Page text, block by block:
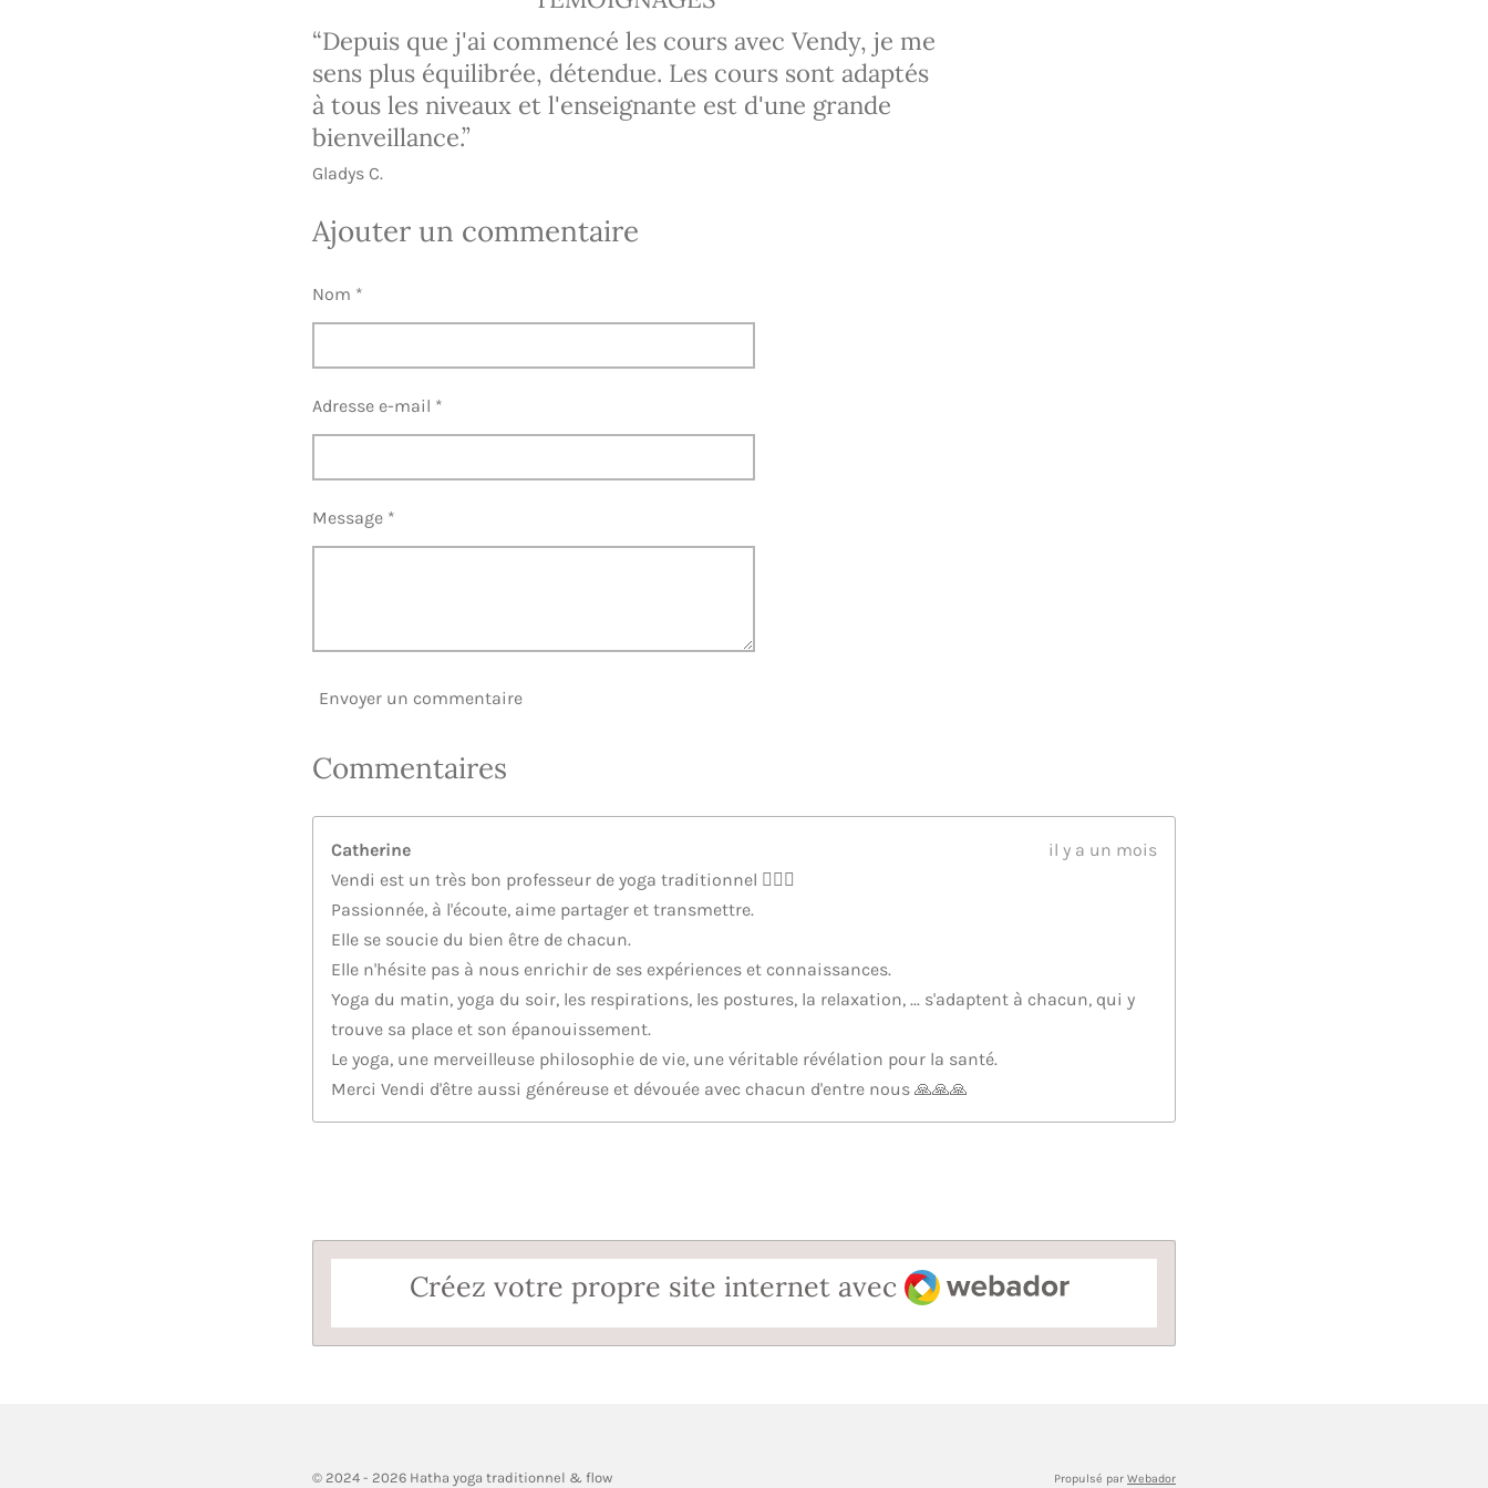
“Depuis que j'ai commencé les cours avec Vendy, je me
sens plus équilibrée, détendue. Les cours sont adaptés
à tous les niveaux et l'enseignante est d'une grande
bienveillance.”
Gladys C.
Ajouter un commentaire
Nom *
Adresse e-mail *
Message *
Envoyer un commentaire
Commentaires
Catherine
il y a un mois
Vendi est un très bon professeur de yoga traditionnel 🧘🏻‍♀️
Passionnée, à l'écoute, aime partager et transmettre.
Elle se soucie du bien être de chacun.
Elle n'hésite pas à nous enrichir de ses expériences et connaissances.
Yoga du matin, yoga du soir, les respirations, les postures, la relaxation, ... s'adaptent à chacun, qui y
trouve sa place et son épanouissement.
Le yoga, une merveilleuse philosophie de vie, une véritable révélation pour la santé.
Merci Vendi d'être aussi généreuse et dévouée avec chacun d'entre nous 🙏🙏🙏
Créez votre propre site internet avec Webador
© 2024 - 2026 Hatha yoga traditionnel & flow Propulsé par Webador